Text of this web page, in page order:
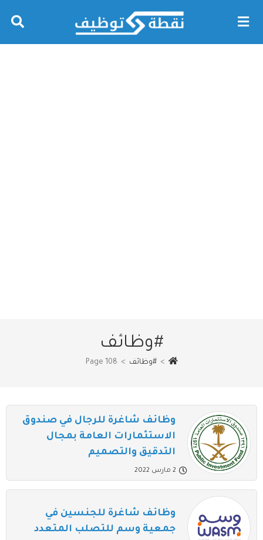
#وظائف
> #وظائف >
Page 108
وظائف شاغرة للرجال في صندوق
الاستثمارات العامة بمجال
التدقيق والتصميم
2 مارس 2022
وظائف شاغرة للجنسين في
جمعية وسم للتصلب المتعدد